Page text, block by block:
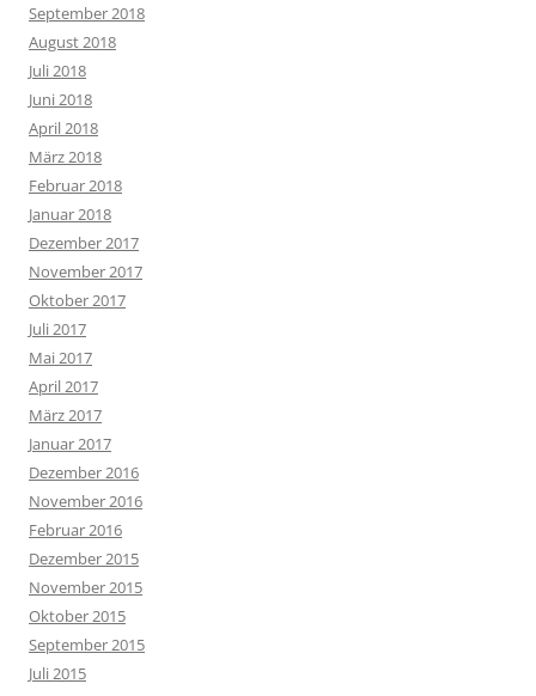
September 2018
August 2018
Juli 2018
Juni 2018
April 2018
März 2018
Februar 2018
Januar 2018
Dezember 2017
November 2017
Oktober 2017
Juli 2017
Mai 2017
April 2017
März 2017
Januar 2017
Dezember 2016
November 2016
Februar 2016
Dezember 2015
November 2015
Oktober 2015
September 2015
Juli 2015